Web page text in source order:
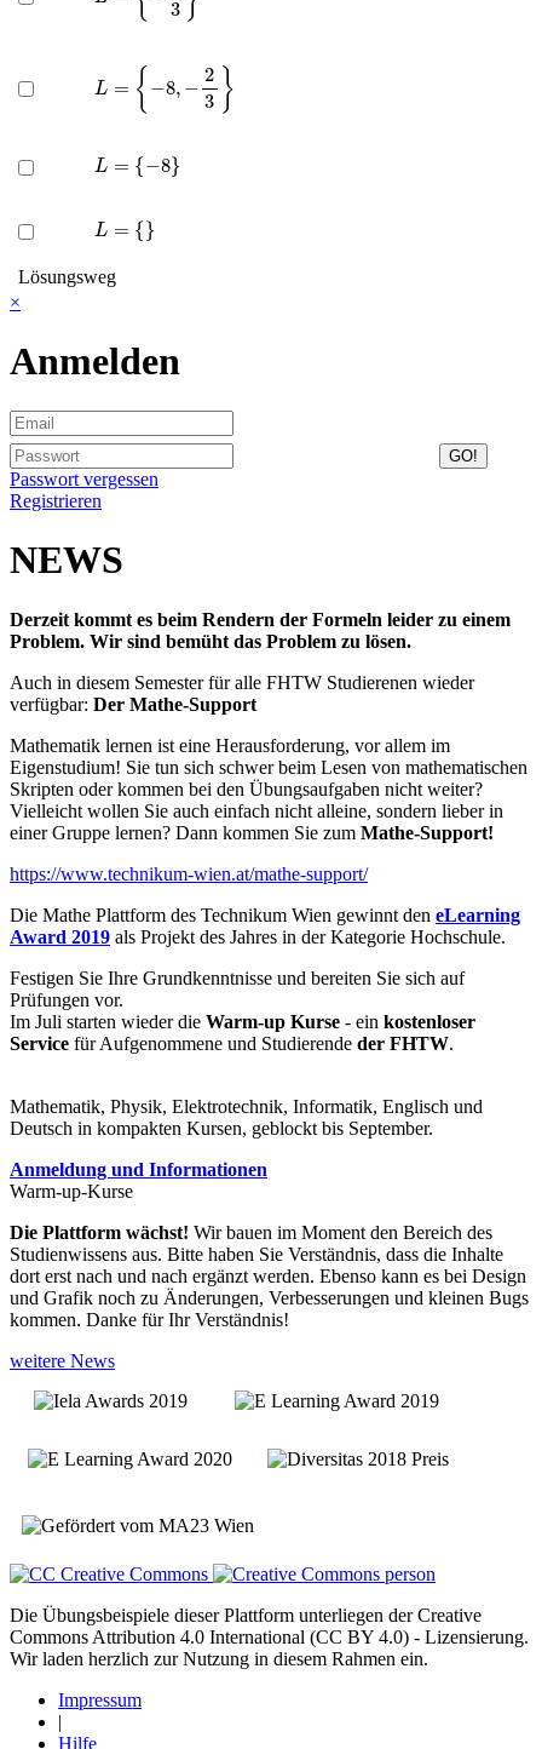
{ 8,− 3}
L {− }
L }
Lösungsweg
×
Anmelden
Passwort vergessen
Registrieren
NEWS
Derzeit kommt es beim Rendern der Formeln leider zu einem
Problem. Wir sind bemüht das Problem zu lösen.
Auch in diesem Semester für alle FHTW Studierenen wieder
verfügbar: Der Mathe-Support
Mathematik lernen ist eine Herausforderung, vor allem im
Eigenstudium! Sie tun sich schwer beim Lesen von mathematischen
Skripten oder kommen bei den Übungsaufgaben nicht weiter?
Vielleicht wollen Sie auch einfach nicht alleine, sondern lieber in
einer Gruppe lernen? Dann kommen Sie zum Mathe-Support!
https://www.technikum-wien.at/mathe-support/
Die Mathe Plattform des Technikum Wien gewinnt den eLearning
Award 2019 als Projekt des Jahres in der Kategorie Hochschule.
Festigen Sie Ihre Grundkenntnisse und bereiten Sie sich auf
Prüfungen vor.
Im Juli starten wieder die Warm-up Kurse - ein kostenloser
Service für Aufgenommene und Studierende der FHTW.
Mathematik, Physik, Elektrotechnik, Informatik, Englisch und
Deutsch in kompakten Kursen, geblockt bis September.
Anmeldung und Informationen
Warm-up-Kurse
Die Plattform wächst! Wir bauen im Moment den Bereich des
Studienwissens aus. Bitte haben Sie Verständnis, dass die Inhalte
dort erst nach und nach ergänzt werden. Ebenso kann es bei Design
und Grafik noch zu Änderungen, Verbesserungen und kleinen Bugs
kommen. Danke für Ihr Verständnis!
weitere News
Die Übungsbeispiele dieser Plattform unterliegen der Creative
Commons Attribution 4.0 International (CC BY 4.0) - Lizensierung.
Wir laden herzlich zur Nutzung in diesem Rahmen ein.
Impressum
|
Hilfe